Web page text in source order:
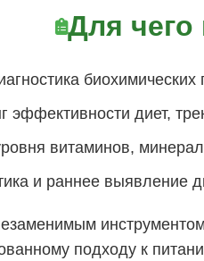
Для чего
биохимических
эффективности диет,
витаминов,
и раннее выявление
подходу к